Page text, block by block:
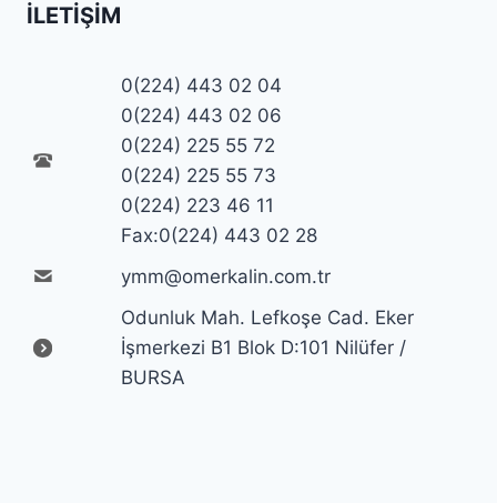
İLETIŞIM
0(224) 443 02 04
0(224) 443 02 06
0(224) 225 55 72
0(224) 225 55 73
0(224) 223 46 11
Fax:0(224) 443 02 28
ymm@omerkalin.com.tr
Odunluk Mah. Lefkoşe Cad. Eker
İşmerkezi B1 Blok D:101 Nilüfer /
BURSA